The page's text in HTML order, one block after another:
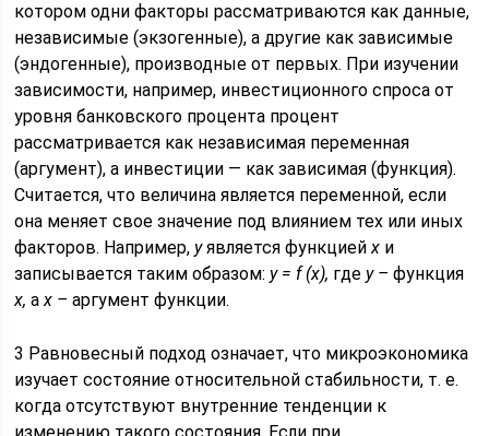
котором одни факторы рассматриваются как данные,
независимые (экзогенные), а другие как зависимые
(эндогенные), производные от первых. При изучении
зависимости, например, инвестиционного спроса от
уровня банковского процента процент
рассматривается как независимая переменная
(аргумент), а инвестиции — как зависимая (функция).
Считается, что величина является переменной, если
она меняет свое значение под влиянием тех или иных
факторов. Например, уявляется функциейх и
записывается таким образом: у = f (х), где у – функция
х, ах – аргумент функции.
3 Равновесный подход означает, что микроэкономика
изучает состояние относительной стабильности, т. е.
когда отсутствуют внутренние тенденции к